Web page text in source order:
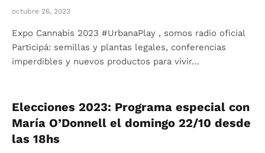
octubre 26, 2023
Expo Cannabis 2023 #UrbanaPlay , somos radio oficial
Participá: semillas y plantas legales, conferencias
imperdibles y nuevos productos para vivir…
Elecciones 2023: Programa especial con
María O’Donnell el domingo 22/10 desde
las 18hs